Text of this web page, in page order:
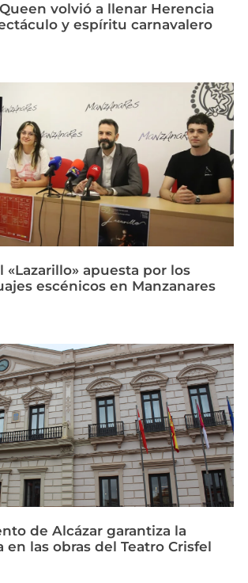
volvió a llenar Herencia
y espíritu carnavalero
«Lazarillo» apuesta por los
escénicos en Manzanares
de Alcázar garantiza la
en las obras del Teatro Crisfel